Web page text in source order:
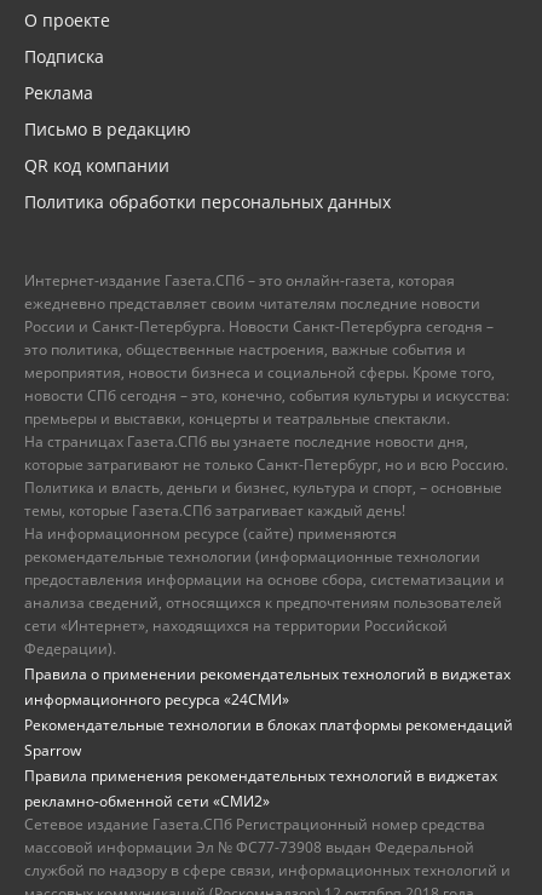
О проекте
Подписка
Реклама
Письмо в редакцию
QR код компании
Политика обработки персональных данных
Интернет-издание Газета.СПб – это онлайн-газета, которая
ежедневно представляет своим читателям последние новости
России и Санкт-Петербурга. Новости Санкт-Петербурга сегодня –
это политика, общественные настроения, важные события и
мероприятия, новости бизнеса и социальной сферы. Кроме того,
новости СПб сегодня – это, конечно, события культуры и искусства:
премьеры и выставки, концерты и театральные спектакли.
На страницах Газета.СПб вы узнаете последние новости дня,
которые затрагивают не только Санкт-Петербург, но и всю Россию.
Политика и власть, деньги и бизнес, культура и спорт, – основные
темы, которые Газета.СПб затрагивает каждый день!
На информационном ресурсе (сайте) применяются
рекомендательные технологии (информационные технологии
предоставления информации на основе сбора, систематизации и
анализа сведений, относящихся к предпочтениям пользователей
сети «Интернет», находящихся на территории Российской
Федерации).
Правила о применении рекомендательных технологий в виджетах
информационного ресурса «24СМИ»
Рекомендательные технологии в блоках платформы рекомендаций
Sparrow
Правила применения рекомендательных технологий в виджетах
рекламно-обменной сети «СМИ2»
Сетевое издание Газета.СПб Регистрационный номер средства
массовой информации Эл № ФС77-73908 выдан Федеральной
службой по надзору в сфере связи, информационных технологий и